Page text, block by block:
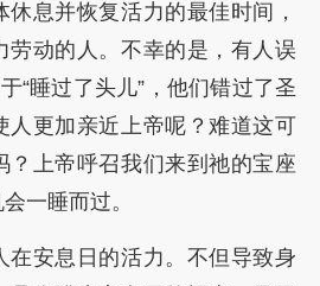
息并恢复活力的最佳时间，
劳动的人。不幸的是，有人误
“睡过了头儿”，他们错过了圣
人更加亲近上帝呢？难道这可
？上帝呼召我们来到祂的宝座
一睡而过。
在安息日的活力。不但导致身